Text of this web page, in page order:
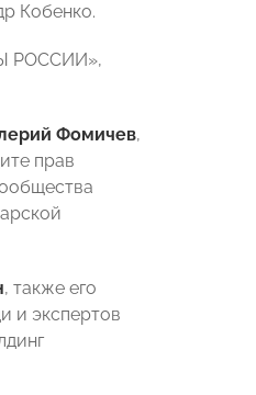
Кобенко.
РОССИИ»,
Фомичев,
прав
, также его
и экспертов